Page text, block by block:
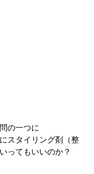
の一つに
スタイリング剤（整
ってもいいのか？